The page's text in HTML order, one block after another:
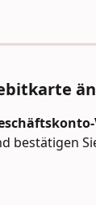
bestätigen